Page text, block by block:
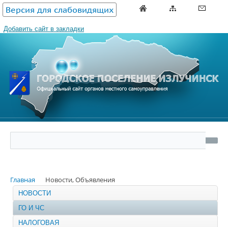
Версия для слабовидящих
Добавить сайт в закладки
Главная Новости, Объявления
НОВОСТИ
ГО И ЧС
НАЛОГОВАЯ